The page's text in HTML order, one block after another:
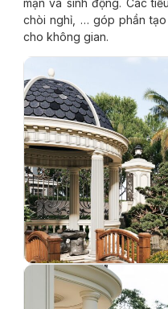
mạn và sinh động. Các
chòi nghỉ, … góp phần
cho không gian.